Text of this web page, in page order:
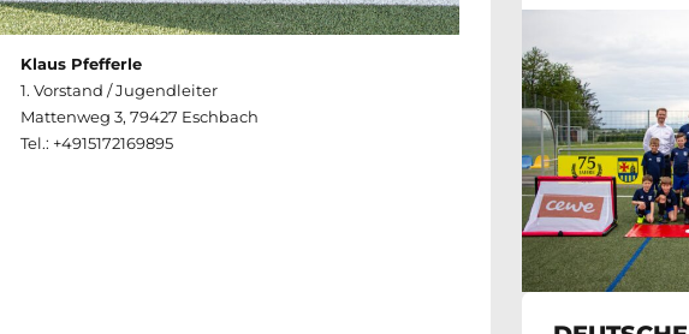
Klaus Pfefferle
1. Vorstand / Jugendleiter
Mattenweg 3, 79427 Eschbach
Tel.: +4915172169895